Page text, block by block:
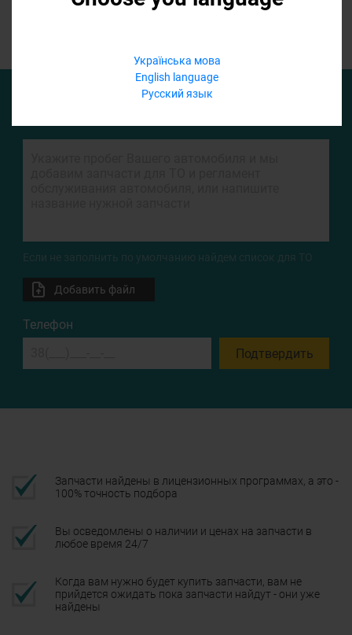
Українська мова
English language
Русский язык
найдем ее и она будет доступна в
Если не заполнить по умолчанию найдем список для ТО
Добавить файл
Телефон
Подтвердить
Запчасти найдены в лицензионных программах, а это -
100% точность подбора
Вы осведомлены о наличии и ценах на запчасти в
любое время 24/7
Когда вам нужно будет купить запчасти, вам не
прийдется ожидать пока запчасти найдут - они уже
найдены